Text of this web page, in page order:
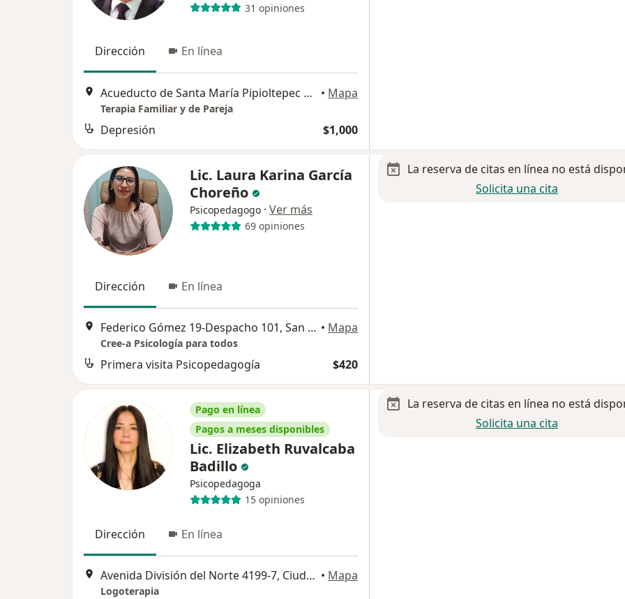
31 opiniones
Dirección En línea
Acueducto de Santa María Pipioltepec 37, Naucalpan de Juárez • Mapa
Terapia Familiar y de Pareja
Depresión $1,000
Lic. Laura Karina García
Choreño
Psicopedagogo · Ver más
69 opiniones
Dirección En línea
Federico Gómez 19-Despacho 101, San Miguel, 55600 Zumpango de Ocampo, Méx., Zumpango • Mapa
Cree-a Psicología para todos
Primera visita Psicopedagogía $420
La reserva de citas en línea no está
Solicita una cita
Pago en línea
Pagos a meses disponibles
Lic. Elizabeth Ruvalcaba
Badillo
Psicopedagoga
15 opiniones
Dirección En línea
Avenida División del Norte 4199-7, Ciudad de México • Mapa
Logoterapia
La reserva de citas en línea no está
Solicita una cita